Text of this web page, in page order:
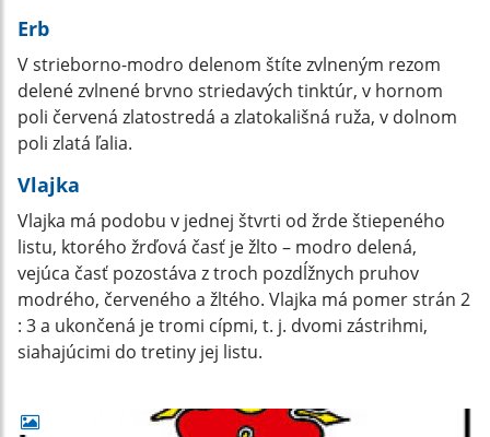
Erb
V strieborno-modro delenom štíte zvlneným rezom
delené zvlnené brvno striedavých tinktúr, v hornom
poli červená zlatostredá a zlatokališná ruža, v dolnom
poli zlatá ľalia.
Vlajka
Vlajka má podobu v jednej štvrti od žrde štiepeného
listu, ktorého žrďová časť je žlto – modro delená,
vejúca časť pozostáva z troch pozdĺžnych pruhov
modrého, červeného a žltého. Vlajka má pomer strán 2
: 3 a ukončená je tromi cípmi, t. j. dvomi zástrihmi,
siahajúcimi do tretiny jej listu.